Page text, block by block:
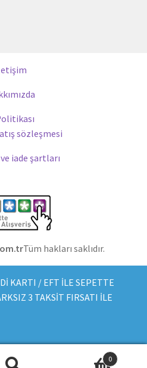
KARTI / EFT İLE SEPETTE
3 TAKSİT FIRSATI İLE
0
sözleşmesi
iade şartları
Tüm hakları saklıdır.